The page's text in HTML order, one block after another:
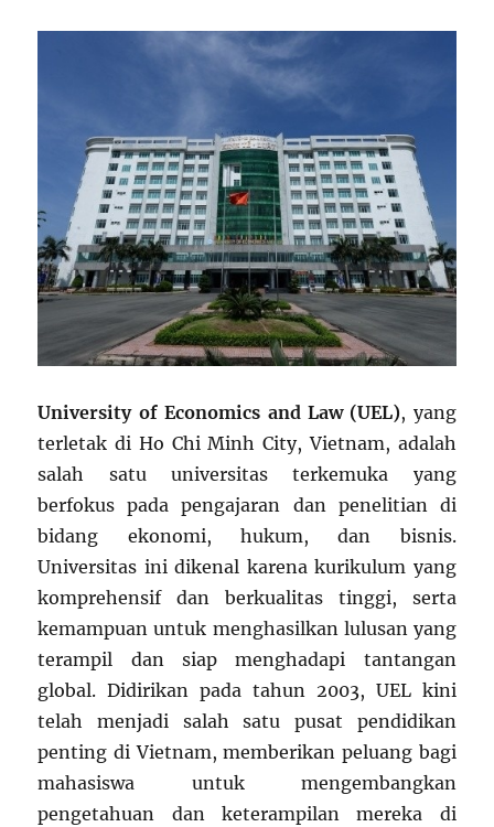
University of Economics and Law (UEL), yang
terletak di Ho Chi Minh City, Vietnam, adalah
salah satu universitas terkemuka yang
berfokus pada pengajaran dan penelitian di
bidang ekonomi, hukum, dan bisnis.
Universitas ini dikenal karena kurikulum yang
komprehensif dan berkualitas tinggi, serta
kemampuan untuk menghasilkan lulusan yang
terampil dan siap menghadapi tantangan
global. Didirikan pada tahun 2003, UEL kini
telah menjadi salah satu pusat pendidikan
penting di Vietnam, memberikan peluang bagi
mahasiswa untuk mengembangkan
pengetahuan dan keterampilan mereka di